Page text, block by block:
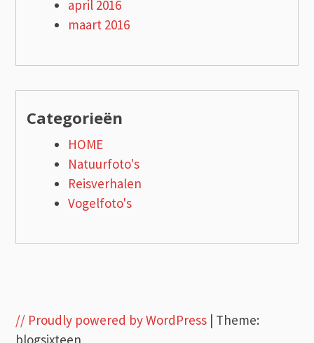
april 2016
maart 2016
Categorieën
HOME
Natuurfoto's
Reisverhalen
Vogelfoto's
// Proudly powered by WordPress | Theme:
blogsixteen